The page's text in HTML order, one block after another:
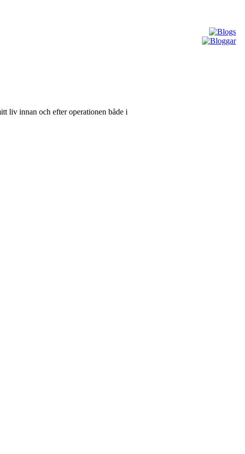
liv innan och efter operationen både i